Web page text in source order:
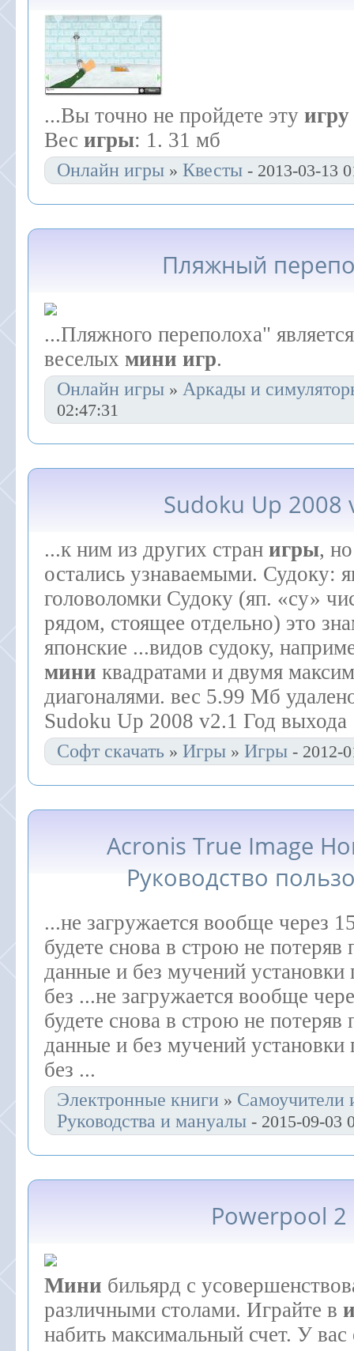
...Вы точно не пройдете эту игру
Вес игры: 1. 31 мб
Онлайн игры » Квесты - 2013-03-13
Пляжный
...Пляжного переполоха"
веселых мини игр.
Онлайн игры » Аркады и
02:47:31
Sudoku Up 2008
...к ним из других стран игры,
остались узнаваемыми. Судоку:
головоломки Судоку (яп. «су»
рядом, стоящее отдельно) это
японские ...видов судоку,
мини квадратами и двумя
диагоналями. вес 5.99 Мб
Sudoku Up 2008 v2.1 Год
Софт скачать » Игры » Игры - 2012-
Acronis True Image
Руководство
...не загружается вообще через
будете снова в строю не потеряв
данные и без мучений
без ...не загружается вообще
будете снова в строю не потеряв
данные и без мучений
без ...
Электронные книги » Самоучители
Руководства и мануалы - 2015-09-03
Powerpool 2
Мини бильярд с
различными столами. Играйте в
набить максимальный счет. У вас